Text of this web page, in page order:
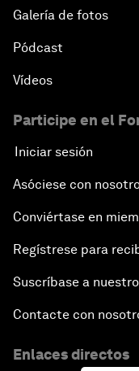
Galería de fotos
Pódcast
Vídeos
Participe en el
Iniciar sesión
Asóciese con
Conviértase en
Regístrese para
Suscríbase a
Contacte con
Enlaces directos